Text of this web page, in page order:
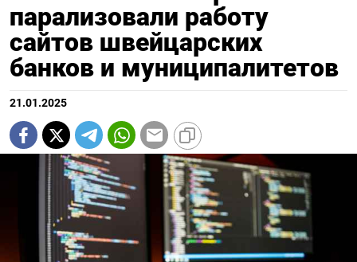
парализовали работу
сайтов швейцарских
банков и муниципалитетов
21.01.2025